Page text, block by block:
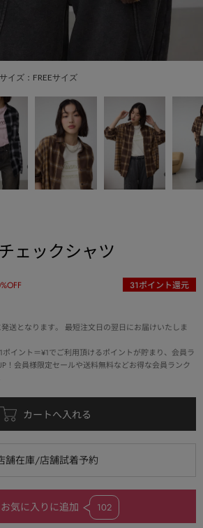
イズ：FREEサイズ
ェックシャツ
%OFF 31ポイント還元
送となります。 最短注文日の翌日にお届けいたしま
イント＝¥1でご利用頂けるポイントが貯まり、会員ラ
！会員様限定セールや送料無料などお得な会員ランク
お気に入りに追加 102